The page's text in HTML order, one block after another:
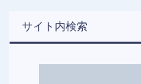
サイト内検索